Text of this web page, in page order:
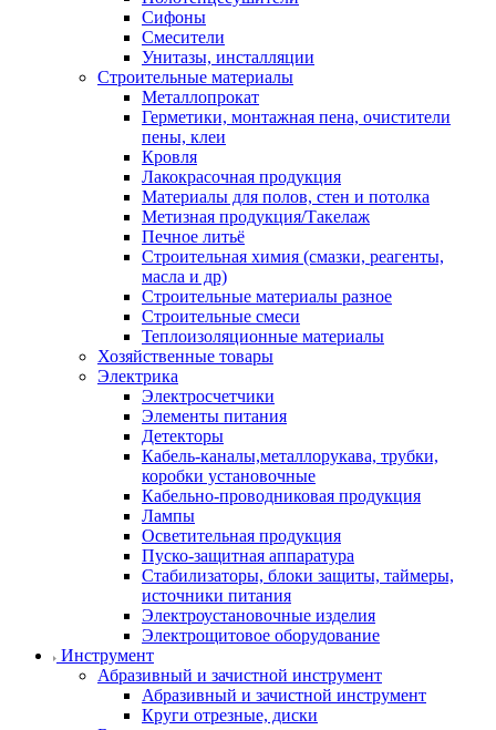
Сифоны
Смесители
Унитазы, инсталляции
Строительные материалы
Металлопрокат
Герметики, монтажная пена, очистители
пены, клеи
Кровля
Лакокрасочная продукция
Материалы для полов, стен и потолка
Метизная продукция/Такелаж
Печное литьё
Строительная химия (смазки, реагенты,
масла и др)
Строительные материалы разное
Строительные смеси
Теплоизоляционные материалы
Хозяйственные товары
Электрика
Электросчетчики
Элементы питания
Детекторы
Кабель-каналы,металлорукава, трубки,
коробки установочные
Кабельно-проводниковая продукция
Лампы
Осветительная продукция
Пуско-защитная аппаратура
Стабилизаторы, блоки защиты, таймеры,
источники питания
Электроустановочные изделия
Электрощитовое оборудование
Инструмент
Абразивный и зачистной инструмент
Абразивный и зачистной инструмент
Круги отрезные, диски